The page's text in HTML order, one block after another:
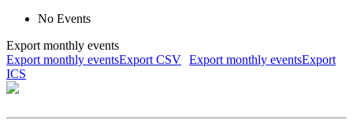
No Events
Export monthly events
Export monthly eventsExport CSV Export monthly eventsExport
ICS